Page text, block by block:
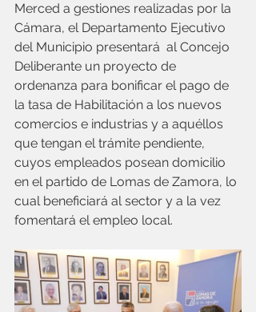
Merced a gestiones realizadas por la
Cámara, el Departamento Ejecutivo
del Municipio presentará  al Concejo
Deliberante un proyecto de
ordenanza para bonificar el pago de
la tasa de Habilitación a los nuevos
comercios e industrias y a aquéllos
que tengan el trámite pendiente,
cuyos empleados posean domicilio
en el partido de Lomas de Zamora, lo
cual beneficiará al sector y a la vez
fomentará el empleo local.